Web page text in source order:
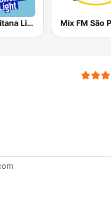
Metropolitana Light Mix FM São